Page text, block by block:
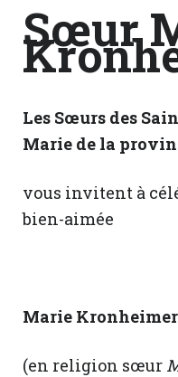
Sœur
Les Sœurs des
Marie de la
vous invitent à
bien-aimée
Marie Kronheimer
(en religion sœur